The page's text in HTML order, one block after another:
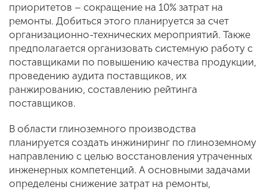
приоритетов – сокращение на 10% затрат на
ремонты. Добиться этого планируется за счет
организационно-технических мероприятий. Также
предполагается организовать системную работу с
поставщиками по повышению качества продукции,
проведению аудита поставщиков, их
ранжированию, составлению рейтинга
поставщиков.
В области глиноземного производства
планируется создать инжиниринг по глиноземному
направлению с целью восстановления утраченных
инженерных компетенций. А основными задачами
определены снижение затрат на ремонты,